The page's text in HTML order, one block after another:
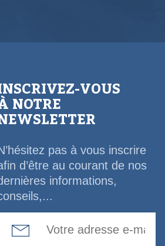
VOUS
NOTRE
pas à vous inscrire
d’être au courant de nos
informations,